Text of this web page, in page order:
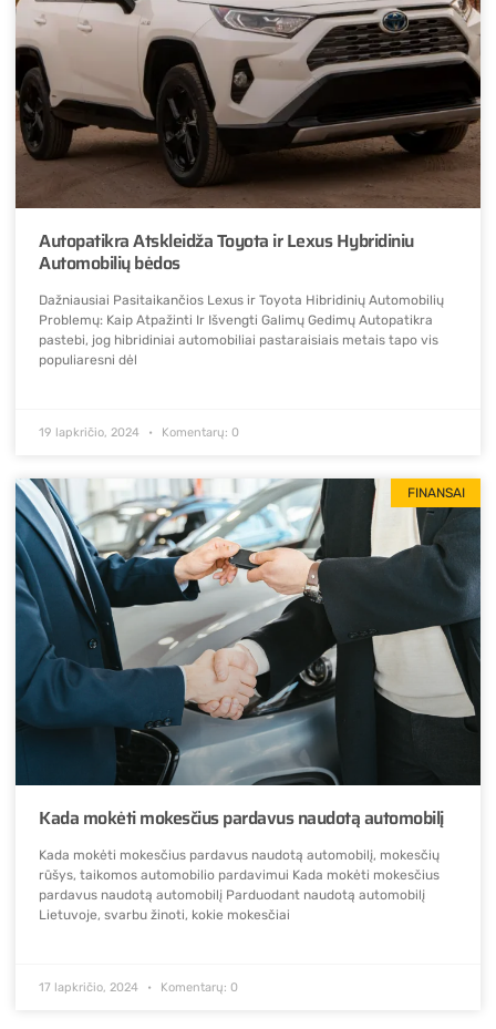
Autopatikra Atskleidža Toyota ir Lexus Hybridiniu
Automobilių bėdos
Dažniausiai Pasitaikančios Lexus ir Toyota Hibridinių Automobilių
Problemų: Kaip Atpažinti Ir Išvengti Galimų Gedimų Autopatikra
pastebi, jog hibridiniai automobiliai pastaraisiais metais tapo vis
populiaresni dėl
19 lapkričio, 2024 Komentarų: 0
FINANSAI
Kada mokėti mokesčius pardavus naudotą automobilį
Kada mokėti mokesčius pardavus naudotą automobilį, mokesčių
rūšys, taikomos automobilio pardavimui Kada mokėti mokesčius
pardavus naudotą automobilį Parduodant naudotą automobilį
Lietuvoje, svarbu žinoti, kokie mokesčiai
17 lapkričio, 2024 Komentarų: 0